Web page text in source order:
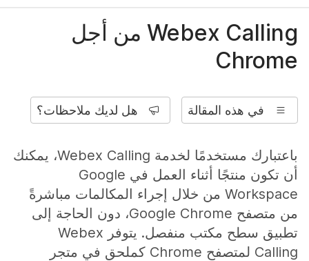
Webex Calling من أجل
Chrome
في هذه المقالة هل لديك ملاحظات؟
باعتبارك مستخدمًا لخدمة Webex Calling، يمكنك
أن تكون منتجًا أثناء العمل في Google
Workspace من خلال إجراء المكالمات مباشرةً
من متصفح Google Chrome، دون الحاجة إلى
تطبيق سطح مكتب منفصل. يتوفر Webex
Calling لمتصفح Chrome كملحق في متجر